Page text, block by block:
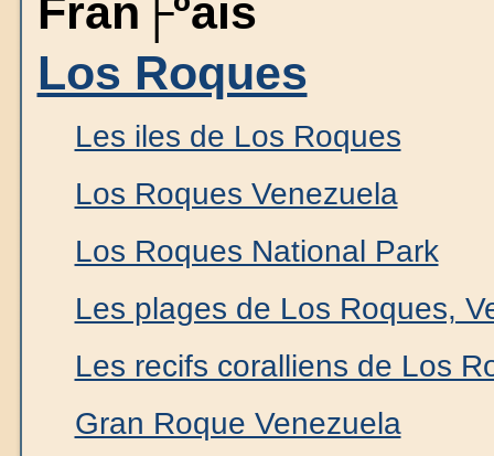
Fran├ºais
Los Roques
Les iles de Los Roques
Los Roques Venezuela
Los Roques National Park
Les plages de Los Roques,
Les recifs coralliens de Los
Gran Roque Venezuela